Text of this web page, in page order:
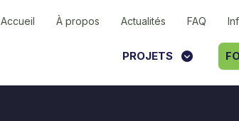
Accueil À propos Actualités FAQ
PROJETS